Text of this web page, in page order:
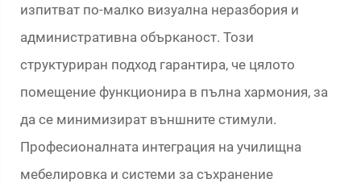
изпитват по-малко визуална неразбория и
административна обърканост. Този
структуриран подход гарантира, че цялото
помещение функционира в пълна хармония, за
да се минимизират външните стимули.
Професионалната интеграция на училищна
мебелировка и системи за съхранение